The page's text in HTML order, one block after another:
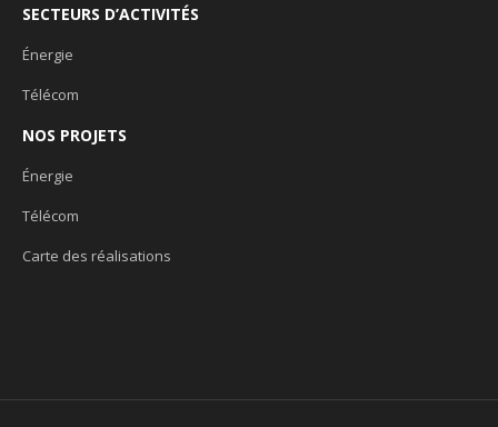
SECTEURS D’ACTIVITÉS
Énergie
Télécom
NOS PROJETS
Énergie
Télécom
Carte des réalisations